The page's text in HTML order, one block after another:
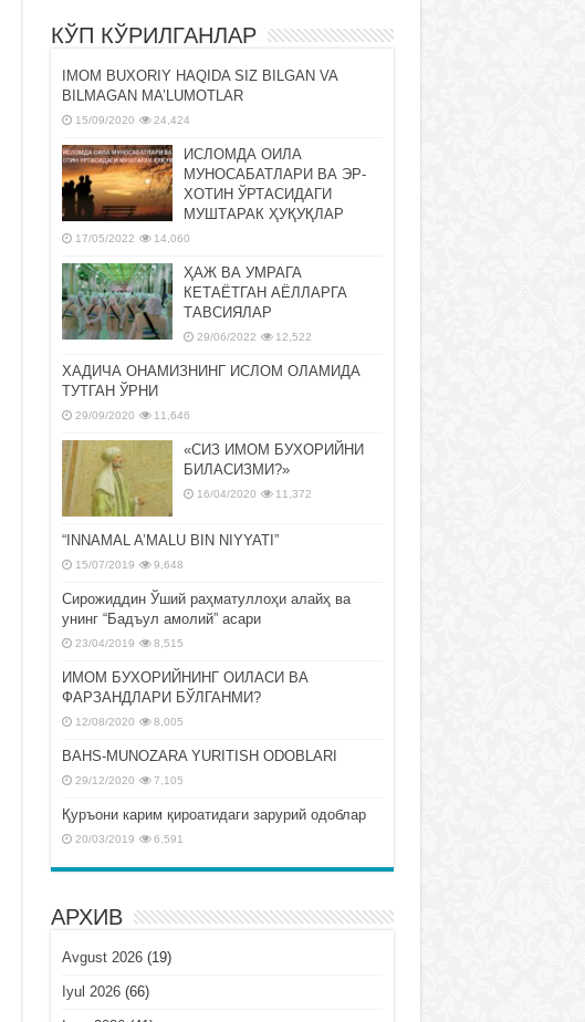
КЎП КЎРИЛГАНЛАР
IMOM BUXORIY HAQIDA SIZ BILGAN VA
BILMAGAN MA’LUMOTLAR
15/09/2020 24,424
ИСЛОМДА ОИЛА
МУНОСАБАТЛАРИ ВА ЭР-
ХОТИН ЎРТАСИДАГИ
МУШТАРАК ҲУҚУҚЛАР
17/05/2022 14,060
ҲАЖ ВА УМРАГА
КЕТАЁТГАН АЁЛЛАРГА
ТАВСИЯЛАР
29/06/2022 12,522
ХАДИЧА ОНАМИЗНИНГ ИСЛОМ ОЛАМИДА
ТУТГАН ЎРНИ
29/09/2020 11,646
«СИЗ ИМОМ БУХОРИЙНИ
БИЛАСИЗМИ?»
16/04/2020 11,372
“INNAMAL A’MALU BIN NIYYATI”
15/07/2019 9,648
Сирожиддин Ўший раҳматуллоҳи алайҳ ва
унинг “Бадъул амолий” асари
23/04/2019 8,515
ИМОМ БУХОРИЙНИНГ ОИЛАСИ ВА
ФАРЗАНДЛАРИ БЎЛГАНМИ?
12/08/2020 8,005
BAHS-MUNOZARA YURITISH ODOBLARI
29/12/2020 7,105
Қуръони карим қироатидаги зарурий одоблар
20/03/2019 6,591
АРХИВ
Avgust 2026(19)
Iyul 2026(66)